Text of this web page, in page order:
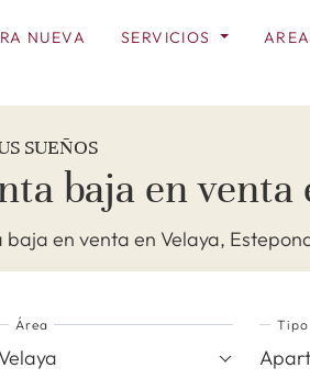
NUEVA SERVICIOS
SUEÑOS
baja en venta
en venta en Velaya,
Área Tipo